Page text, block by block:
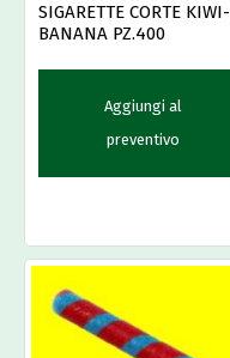
SIGARETTE CORTE KIWI-
BANANA PZ.400
Aggiungi al
preventivo